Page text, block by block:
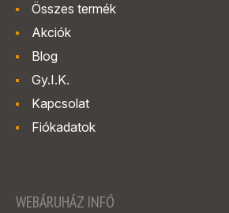
Összes termék
Akciók
Blog
Gy.I.K.
Kapcsolat
Fiókadatok
WEBÁRUHÁZ INFÓ